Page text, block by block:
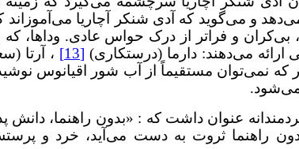
و می‌گوید که آدی شنکر آچاریا می‌آموزاند
بی‌کران و فراتر از درک حواس عادی. وداها،
ارائه می‌دهند: دارما (درستکاری) [13] ، آرتا
که نمی‌توان مستقیماً از آب شور اقیانوس
عنوان داشت که : «بدون راهنما، دانش
بدون راهنما ثروت به دست می‌آید، خرد و